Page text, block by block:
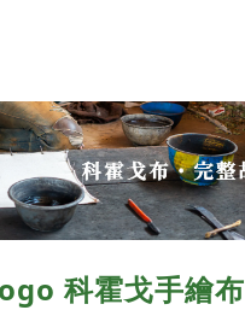
科霍戈手繪布